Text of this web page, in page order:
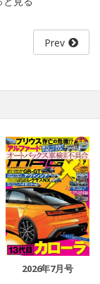
Prev
2026年7月号